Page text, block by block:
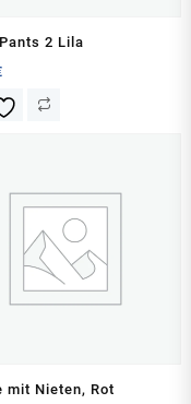
2 Lila
mit Nieten, Rot